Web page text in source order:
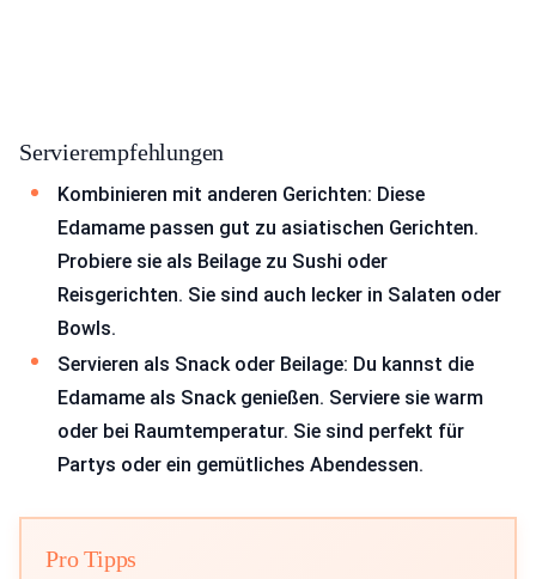
Servierempfehlungen
Kombinieren mit anderen Gerichten: Diese
Edamame passen gut zu asiatischen Gerichten.
Probiere sie als Beilage zu Sushi oder
Reisgerichten. Sie sind auch lecker in Salaten oder
Bowls.
Servieren als Snack oder Beilage: Du kannst die
Edamame als Snack genießen. Serviere sie warm
oder bei Raumtemperatur. Sie sind perfekt für
Partys oder ein gemütliches Abendessen.
Pro Tipps